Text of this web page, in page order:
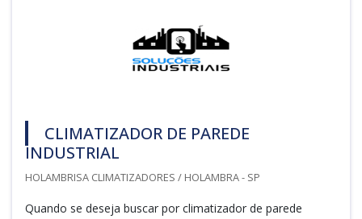
CLIMATIZADOR DE PAREDE
INDUSTRIAL
HOLAMBRISA CLIMATIZADORES / HOLAMBRA - SP
Quando se deseja buscar por climatizador de parede